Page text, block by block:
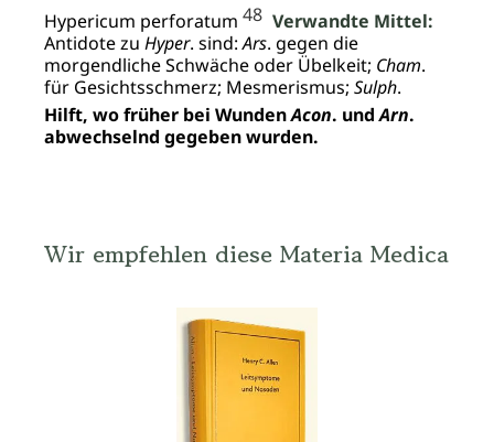
Hypericum perforatum 48 Verwandte Mittel:
Antidote zu Hyper. sind:Ars. gegen die
morgendliche Schwäche oder Übelkeit; Cham.
für Gesichtsschmerz; Mesmerismus; Sulph.
Hilft, wo früher bei WundenAcon. undArn.
abwechselnd gegeben wurden.
Wir empfehlen diese Materia Medica